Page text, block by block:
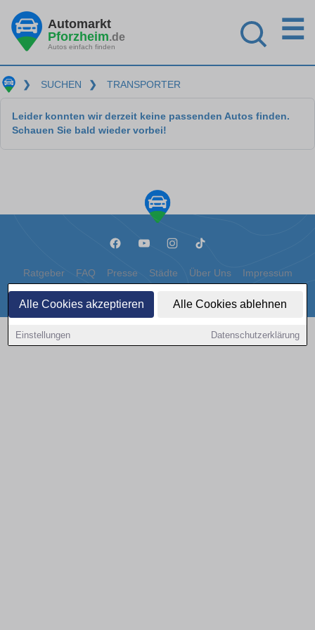
Alle Cookies akzeptieren Alle Cookies ablehnen
Einstellungen Datenschutzerklärung
Automarkt
Pforzheim.de
Autos einfach finden
☰
❯ SUCHEN ❯ TRANSPORTER
Leider konnten wir derzeit keine passenden Autos finden.
Schauen Sie bald wieder vorbei!
Ratgeber FAQ Presse Städte Über Uns Impressum
Datenschutz Cookies
Copyright © 2000 - 2026 | 1A Infosysteme GmbH | Content by: 1a-sites-autos